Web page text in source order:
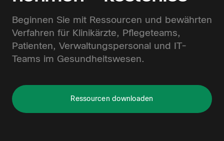
Beginnen Sie mit Ressourcen und bewährten
Verfahren für Klinikärzte, Pflegeteams,
Patienten, Verwaltungspersonal und IT-
Teams im Gesundheitswesen.
Ressourcen downloaden